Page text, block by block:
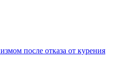
после отказа от курения